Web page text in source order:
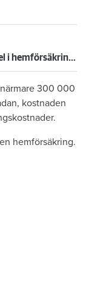
Ansvarsskyddet – en viktig del i hemförsäkringen
300 000
kostnaden
hemförsäkring.